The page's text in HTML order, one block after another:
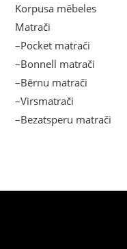
Korpusa mēbeles
Matrači
–Pocket matrači
–Bonnell matrači
–Bērnu matrači
–Virsmatrači
–Bezatsperu matrači